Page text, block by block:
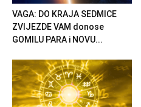
VAGA: DO KRAJA SEDMICE
ZVIJEZDE VAM donose
GOMILU PARA i NOVU...